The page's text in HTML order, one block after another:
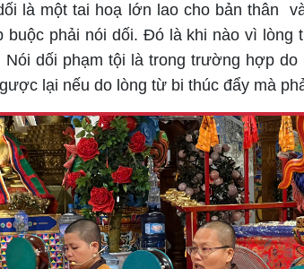
là một tai hoạ lớn lao cho bản thân
buộc phải nói dối. Đó là khi nào vì lòng
dối phạm tội là trong trường hợp do
lại nếu do lòng từ bi thúc đẩy mà